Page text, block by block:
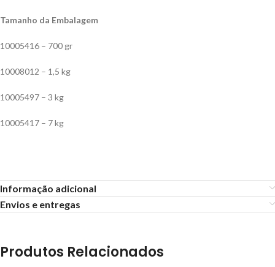
Tamanho da Embalagem
10005416 – 700 gr
10008012 – 1,5 kg
10005497 – 3 kg
10005417 – 7 kg
Informação adicional
Envios e entregas
Produtos Relacionados